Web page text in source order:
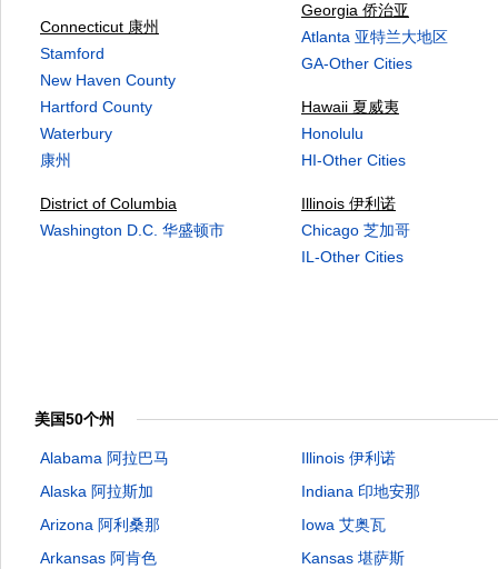
Connecticut 康州
Stamford
New Haven County
Hartford County
Waterbury
康州
District of Columbia
Washington D.C. 华盛顿市
Georgia 侨治亚
Atlanta 亚特兰大地区
GA-Other Cities
Hawaii 夏威夷
Honolulu
HI-Other Cities
Illinois 伊利诺
Chicago 芝加哥
IL-Other Cities
美国50个州
Alabama 阿拉巴马
Illinois 伊利诺
Alaska 阿拉斯加
Indiana 印地安那
Arizona 阿利桑那
Iowa 艾奥瓦
Arkansas 阿肯色
Kansas 堪萨斯